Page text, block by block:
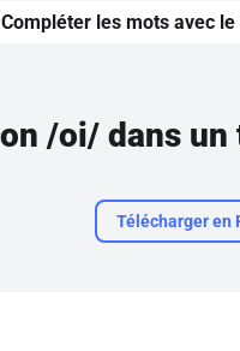
Compléter les mots avec
Télécharger en